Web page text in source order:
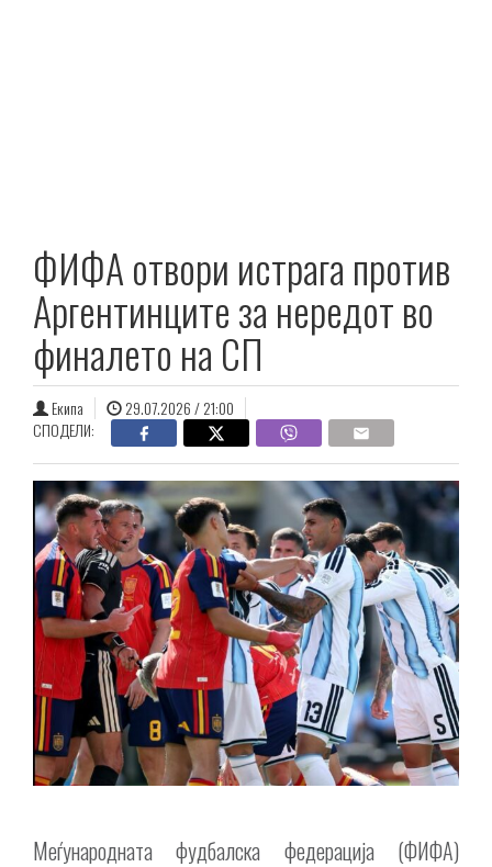
ФИФА отвори истрага против
Аргентинците за нередот во
финалето на СП
Екипа
29.07.2026 / 21:00
СПОДЕЛИ:
Меѓународната фудбалска федерација (ФИФА)